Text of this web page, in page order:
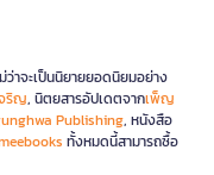
าจะเป็นนิยายยอดนิยมอย่าง
ริญ, นิตยสารอัปเดตจากเพ็ญ
Publishing, หนังสือ
ทั้งหมดนี้สามารถซื้อ